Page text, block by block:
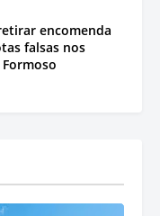
encomenda
falsas nos